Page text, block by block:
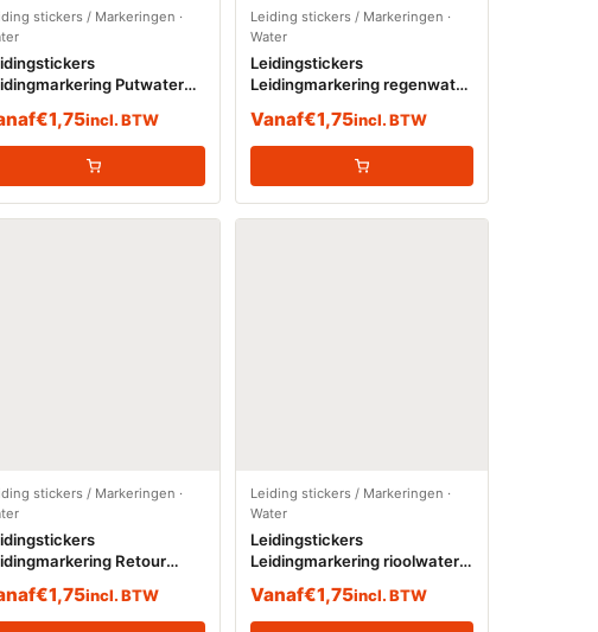
stickers / Markeringen ·
Putwater
€1,75incl. BTW
Leiding stickers / Markeringen ·
Water
Leidingstickers
Leidingmarkering regenwater
Vanaf€1,75incl. BTW
stickers / Markeringen ·
Retour
€1,75incl. BTW
Leiding stickers / Markeringen ·
Water
Leidingstickers
Leidingmarkering rioolwater
Vanaf€1,75incl. BTW